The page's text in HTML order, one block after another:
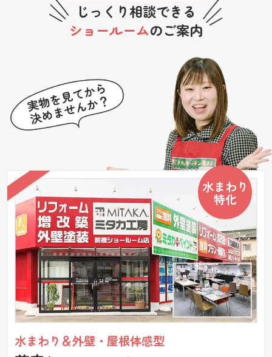
じっくり相談できる
ショールームのご案内
水まわり＆外壁・屋根体感型
水まわり
特化